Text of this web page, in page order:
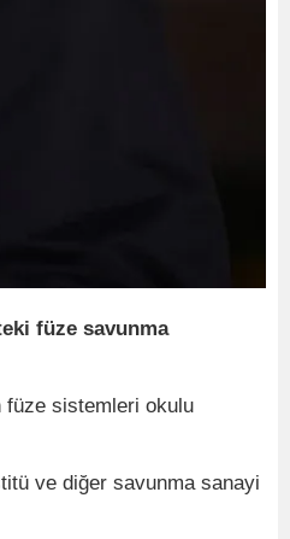
füze savunma
füze sistemleri okulu
ve diğer savunma sanayi